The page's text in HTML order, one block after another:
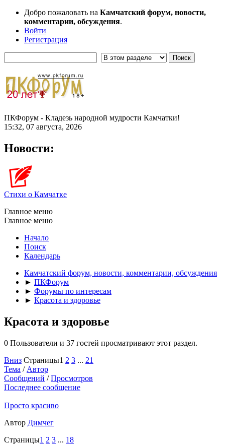
Добро пожаловать на Камчатский форум, новости,
комментарии, обсуждения.
Войти
Регистрация
ПКФорум - Кладезь народной мудрости Камчатки!
15:32, 07 августа, 2026
Новости:
Стихи о Камчатке
Главное меню
Главное меню
Начало
Поиск
Календарь
Камчатский форум, новости, комментарии, обсуждения
► ПКФорум
► Форумы по интересам
► Красота и здоровье
Красота и здоровье
0 Пользователи и 37 гостей просматривают этот раздел.
Вниз Страницы1 2 3 ... 21
Тема / Автор
Сообщений /Просмотров
Последнее сообщение
Просто красиво
Автор Димчег
Страницы1 2 3 ... 18